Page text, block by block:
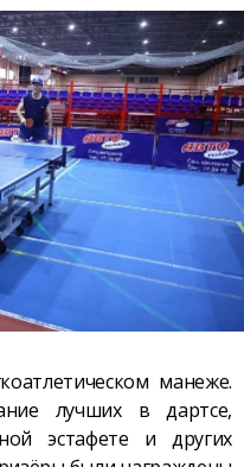
манеже.
лучших в дартсе,
эстафете и других